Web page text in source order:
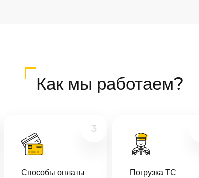
Как мы работаем?
3
Способы оплаты Погрузка ТС